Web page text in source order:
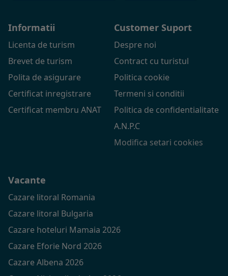
Informatii
Licenta de turism
Brevet de turism
Polita de asigurare
Certificat inregistrare
Certificat membru ANAT
Customer Suport
Despre noi
Contract cu turistul
Politica cookie
Termeni si conditii
Politica de confidentialitate
A.N.P.C
Modifica setari cookies
Vacante
Cazare litoral Romania
Cazare litoral Bulgaria
Cazare hoteluri Mamaia 2026
Cazare Eforie Nord 2026
Cazare Albena 2026